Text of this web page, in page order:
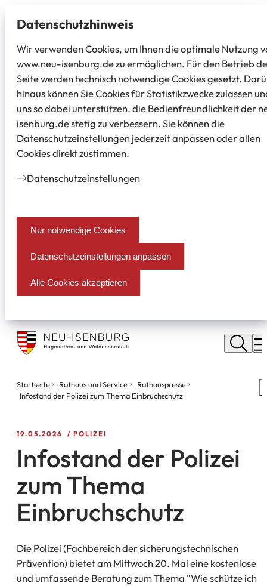
Datenschutz­hinweis
Wir verwenden Cookies, um Ihnen die optimale Nutzung
www.neu-isenburg.de zu ermöglichen. Für den Betrieb
Seite werden technisch notwendige Cookies gesetzt.
hinaus können Sie Cookies für Statistikzwecke zulassen
uns so dabei unterstützen, die Bedienfreundlichkeit der
isenburg.de stetig zu verbessern. Sie können die
Datenschutzeinstellungen jederzeit anpassen oder allen
Cookies direkt zustimmen.
Datenschutz­einstellungen
Nur notwendige Cookies
Datenschutzeinstellungen anpassen
Alle Cookies akzeptieren
Stadt
Neu
Isenburg
Sie
befinden
Startseite Rathaus und Service
Rathauspresse
Infostand der Polizei zum Thema Einbruchschutz
19.05.2026 POLIZEI
Infostand der Polizei
zum Thema
Einbruchschutz
Die Polizei (Fachbereich der sicherungstechnischen
Prävention) bietet am Mittwoch 20. Mai eine kostenlose
und umfassende Beratung zum Thema "Wie schütze ich